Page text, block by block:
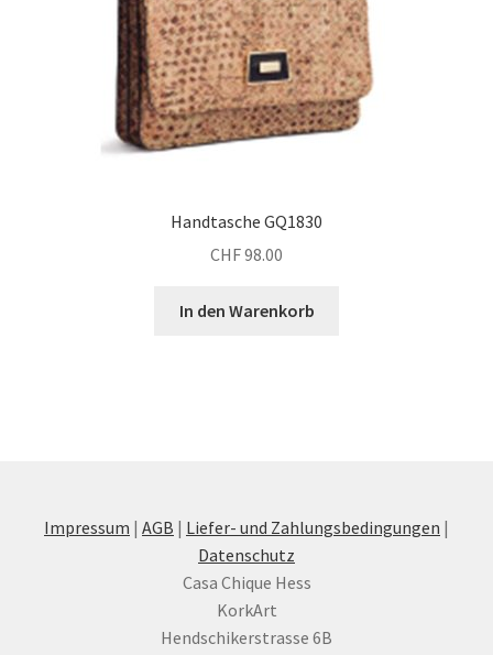
Handtasche GQ1830
CHF98.00
In den Warenkorb
Impressum | AGB | Liefer- und Zahlungsbedingungen |
Datenschutz
Casa Chique Hess
KorkArt
Hendschikerstrasse 6B